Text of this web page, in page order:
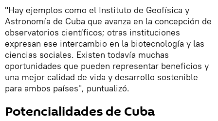
"Hay ejemplos como el Instituto de Geofísica y
Astronomía de Cuba que avanza en la concepción de
observatorios científicos; otras instituciones
expresan ese intercambio en la biotecnología y las
ciencias sociales. Existen todavía muchas
oportunidades que pueden representar beneficios y
una mejor calidad de vida y desarrollo sostenible
para ambos países", puntualizó.
Potencialidades de Cuba